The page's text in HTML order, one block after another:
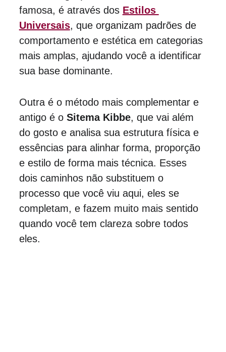
famosa, é através dos Estilos
Universais, que organizam padrões de
comportamento e estética em categorias
mais amplas, ajudando você a identificar
sua base dominante.
Outra é o método mais complementar e
antigo é o Sitema Kibbe, que vai além
do gosto e analisa sua estrutura física e
essências para alinhar forma, proporção
e estilo de forma mais técnica. Esses
dois caminhos não substituem o
processo que você viu aqui, eles se
completam, e fazem muito mais sentido
quando você tem clareza sobre todos
eles.